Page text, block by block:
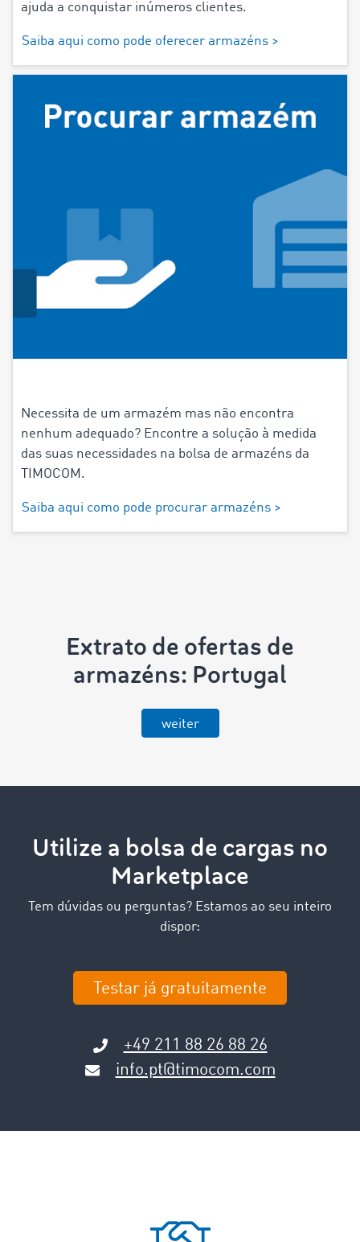
ajuda a conquistar inúmeros clientes.
Saiba aqui como pode oferecer armazéns >
Necessita de um armazém mas não encontra
nenhum adequado? Encontre a solução à medida
das suas necessidades na bolsa de armazéns da
TIMOCOM.
Saiba aqui como pode procurar armazéns >
Extrato de ofertas de
armazéns: Portugal
weiter
Utilize a bolsa de cargas no
Marketplace
Tem dúvidas ou perguntas? Estamos ao seu inteiro
dispor:
Testar já gratuitamente
+49 211 88 26 88 26
info.pt@timocom.com